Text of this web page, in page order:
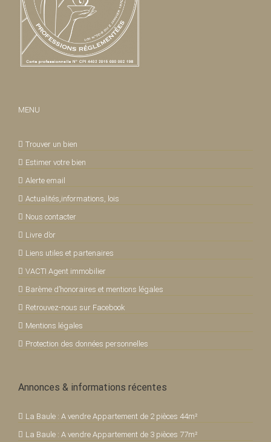
MENU
Trouver un bien
Estimer votre bien
Alerte email
Actualités,informations, lois
Nous contacter
Livre d’or
Liens utiles et partenaires
VACTI Agent immobilier
Barème d’honoraires et mentions légales
Retrouvez-nous sur Facebook
Mentions légales
Protection des données personnelles
Annonces & informations récentes
La Baule : A vendre Appartement de 2 pièces 44m²
La Baule : A vendre Appartement de 3 pièces 77m²